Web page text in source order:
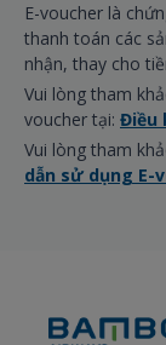
E-voucher là
thanh toán các
nhận, thay cho
Vui lòng tham
voucher tại: Điều
Vui lòng tham
dẫn sử dụng E-